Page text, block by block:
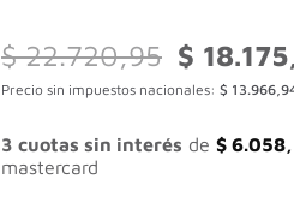
$22.720,95 El
precio
original
$
$
Precio sin impuestos nacionales: $
3 cuotas sin interés de $
mastercard